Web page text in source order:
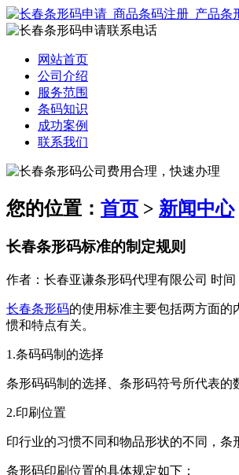
网站首页
公司介绍
服务范围
条码知识
成功案例
联系我们
您的位置： 首页 > 新闻中心
长春条形码标准的制定规则
作者：长春亚谦条形码代理有限公司 时间
长春条形码的使用标准主要包括两方面
惯和特点有关。
1.条码码制的选择
条形码码制的选择、条形码符号所代表
2.印刷位置
印行业的习惯不同和物品形状的不同，
条形码印刷位置的具体规定如下：